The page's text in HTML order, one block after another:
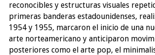
reconocibles y estructuras visuales
primeras banderas estadounidenses,
1954 y 1955, marcaron el inicio de una
arte norteamericano y anticiparon
posteriores como el arte pop, el